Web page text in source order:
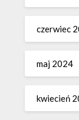
czerwiec
maj 2024
kwiecień